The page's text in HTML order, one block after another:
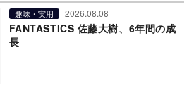
趣味・実用 2026.08.08
FANTASTICS 佐藤大樹、6年間の成
長